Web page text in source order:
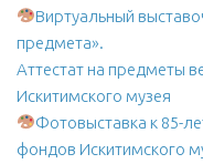
МБУ Дом культуры
МБОУ ДО «Детская
МБОУ ДО «Детская
Виртуальный
предмета».
Аттестат на предметы
Искитимского музея
Фотовыставка к 85-
фондов Искитимского